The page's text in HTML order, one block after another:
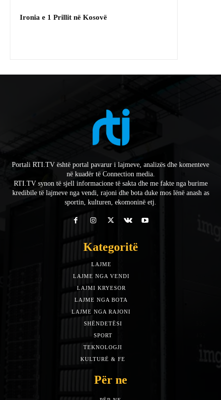
Ironia e 1 Prillit në Kosovë
Portali RTI.TV është portal pavarur i lajmeve, analizës dhe komenteve
në kuadër të Connection media.
RTI.TV synon të sjell informacione të sakta dhe me fakte nga burime
kredibile të lajmeve nga vendi, rajoni dhe bota duke mos lënë anash as
sportin, kulturen, ekomoninë etj.
Kategoritë
LAJME
LAJME NGA VENDI
LAJMI KRYESOR
LAJME NGA BOTA
LAJME NGA RAJONI
SHËNDETËSI
SPORT
TEKNOLOGJI
KULTURË & FE
Për ne